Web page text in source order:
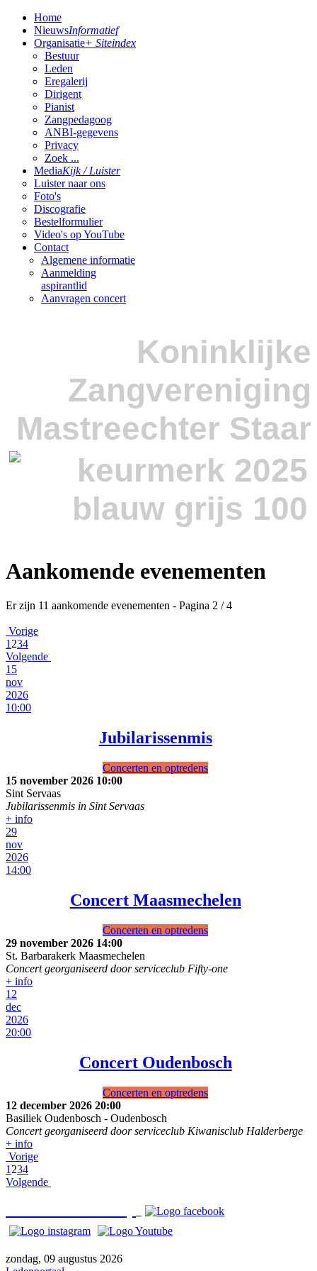
Home
NieuwsInformatief
Organisatie+ Siteindex
Bestuur
Leden
Eregalerij
Dirigent
Pianist
Zangpedagoog
ANBI-gegevens
Privacy
Zoek ...
MediaKijk / Luister
Luister naar ons
Foto's
Discografie
Bestelformulier
Video's op YouTube
Contact
Algemene informatie
Aanmelding
aspirantlid
Aanvragen concert
Koninklijke
Zangvereniging
Mastreechter Staar
Aankomende evenementen
Er zijn 11 aankomende evenementen - Pagina 2 / 4
Vorige
1234
Volgende
15
nov
2026
10:00
Jubilarissenmis
Concerten en optredens
15 november 2026 10:00
Sint Servaas
Jubilarissenmis in Sint Servaas
+ info
29
nov
2026
14:00
Concert Maasmechelen
Concerten en optredens
29 november 2026 14:00
St. Barbarakerk Maasmechelen
Concert georganiseerd door serviceclub Fifty-one
+ info
12
dec
2026
20:00
Concert Oudenbosch
Concerten en optredens
12 december 2026 20:00
Basiliek Oudenbosch - Oudenbosch
Concert georganiseerd door serviceclub Kiwanisclub Halderberge
+ info
Vorige
1 234
Volgende
zondag, 09 augustus 2026